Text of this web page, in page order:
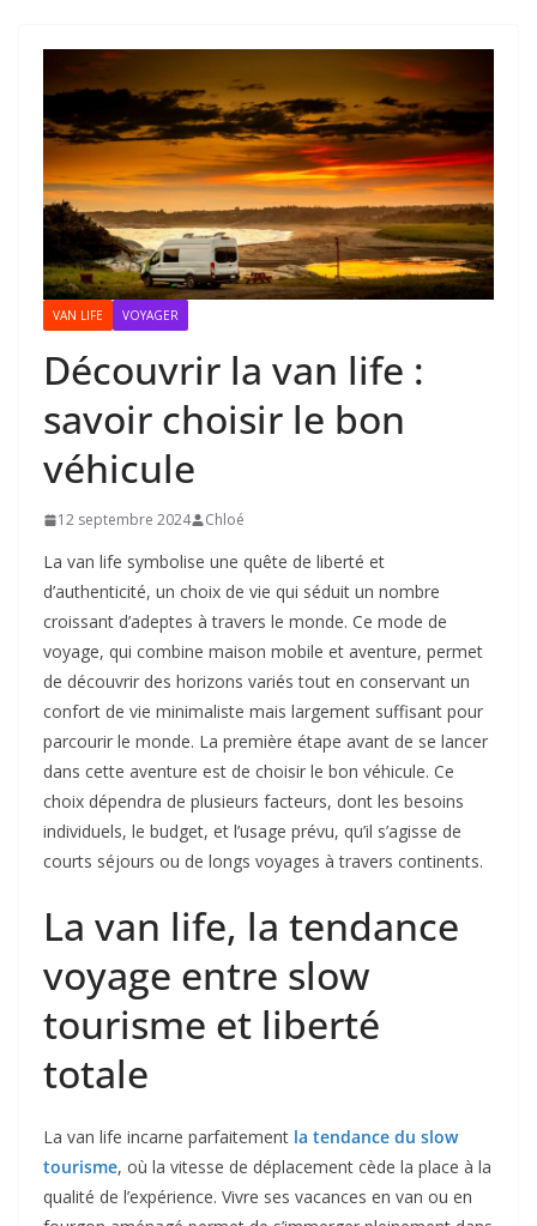
VAN LIFE VOYAGER
Découvrir la van life :
savoir choisir le bon
véhicule
12 septembre 2024 Chloé
La van life symbolise une quête de liberté et
d’authenticité, un choix de vie qui séduit un nombre
croissant d’adeptes à travers le monde. Ce mode de
voyage, qui combine maison mobile et aventure, permet
de découvrir des horizons variés tout en conservant un
confort de vie minimaliste mais largement suffisant pour
parcourir le monde. La première étape avant de se lancer
dans cette aventure est de choisir le bon véhicule. Ce
choix dépendra de plusieurs facteurs, dont les besoins
individuels, le budget, et l’usage prévu, qu’il s’agisse de
courts séjours ou de longs voyages à travers continents.
La van life, la tendance
voyage entre slow
tourisme et liberté
totale
La van life incarne parfaitement la tendance du slow
tourisme, où la vitesse de déplacement cède la place à la
qualité de l’expérience. Vivre ses vacances en van ou en